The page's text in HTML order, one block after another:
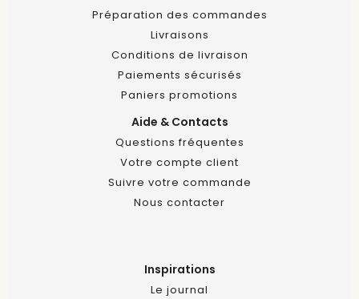
Préparation des commandes
Livraisons
Conditions de livraison
Paiements sécurisés
Paniers promotions
Aide & Contacts
Questions fréquentes
Votre compte client
Suivre votre commande
Nous contacter
Inspirations
Le journal